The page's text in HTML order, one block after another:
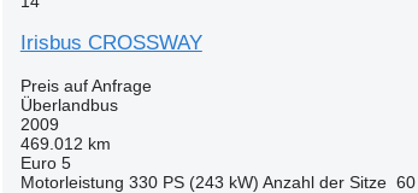
Irisbus CROSSWAY
Preis auf Anfrage
Überlandbus
2009
469.012 km
Euro 5
Motorleistung 330 PS (243 kW) Anzahl der Sitze 60